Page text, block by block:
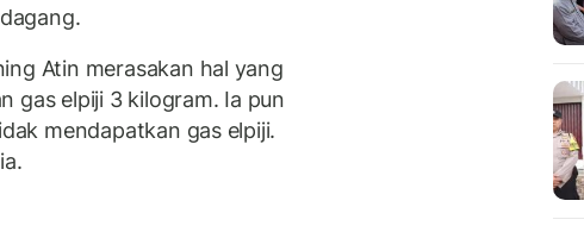
Atin merasakan hal yang
gas elpiji 3 kilogram. Ia pun
mendapatkan gas elpiji.